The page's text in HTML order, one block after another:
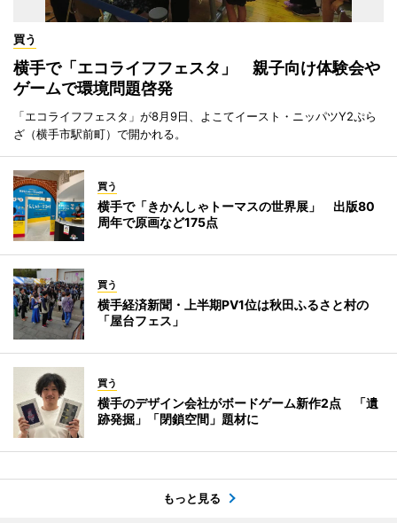
買う
横手で「エコライフフェスタ」 親子向け体験会や
ゲームで環境問題啓発
「エコライフフェスタ」が8月9日、よこてイースト・ニッパツY2ぷら
ざ（横手市駅前町）で開かれる。
買う
横手で「きかんしゃトーマスの世界展」 出版80
周年で原画など175点
買う
横手経済新聞・上半期PV1位は秋田ふるさと村の
「屋台フェス」
買う
横手のデザイン会社がボードゲーム新作2点 「遺
跡発掘」「閉鎖空間」題材に
もっと見る